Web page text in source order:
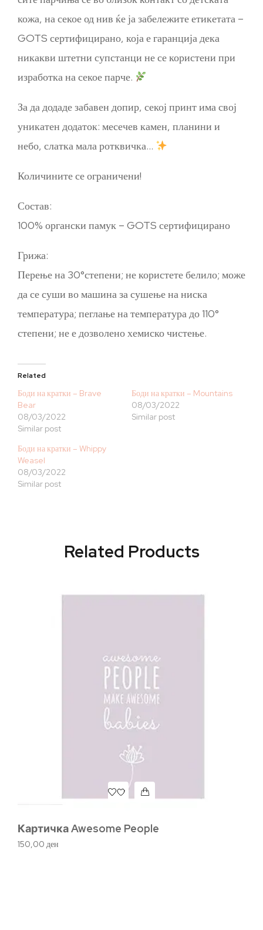
кожа, на секое од нив ќе ја забележите етикетата –
GOTS сертифицирано, која е гаранција дека
никакви штетни супстанци не се користени при
изработка на секое парче.
За да додаде забавен допир, секој принт има свој
уникатен додаток: месечев камен, планини и
небо, слатка мала ротквичка…
Количините се ограничени!
Состав:
100% органски памук – GOTS сертифицирано
Грижа:
Перење на 30°степени; не користете белило; може
да се суши во машина за сушење на ниска
температура; пеглање на температура до 110°
степени; не е дозволено хемиско чистење.
Related
Боди на кратки – Brave
Bear
08/03/2022
Similar post
Боди на кратки – Mountains
08/03/2022
Similar post
Боди на кратки – Whippy
Weasel
08/03/2022
Similar post
Related Products
Картичка Awesome People
150,00 ден